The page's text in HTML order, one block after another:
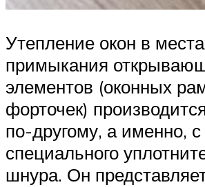
Утепление окон в
примыкания
элементов (оконных
форточек)
по-другому, а именно,
специального
шнура. Он